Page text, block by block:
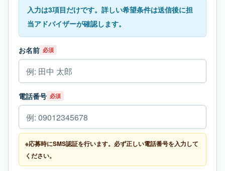
入力は3項目だけです。詳しい希望条件は送信後に担
当アドバイザーが確認します。
お名前 必須
電話番号 必須
※応募時にSMS認証を行います。必ず正しい電話番号を入力して
ください。